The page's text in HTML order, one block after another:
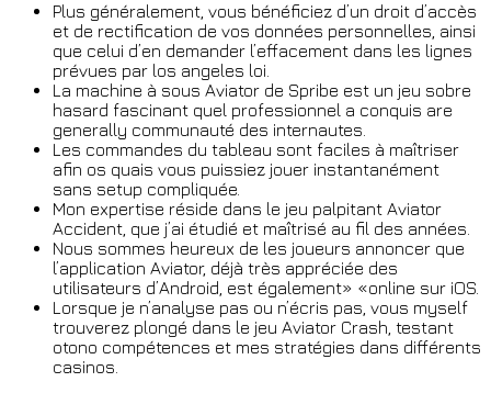
Plus généralement, vous bénéficiez d’un droit d’accès
et de rectification de vos données personnelles, ainsi
que celui d’en demander l’effacement dans les lignes
prévues par los angeles loi.
La machine à sous Aviator de Spribe est un jeu sobre
hasard fascinant quel professionnel a conquis are
generally communauté des internautes.
Les commandes du tableau sont faciles à maîtriser
afin os quais vous puissiez jouer instantanément
sans setup compliquée.
Mon expertise réside dans le jeu palpitant Aviator
Accident, que j’ai étudié et maîtrisé au fil des années.
Nous sommes heureux de les joueurs annoncer que
l’application Aviator, déjà très appréciée des
utilisateurs d’Android, est également» «online sur iOS.
Lorsque je n’analyse pas ou n’écris pas, vous myself
trouverez plongé dans le jeu Aviator Crash, testant
otono compétences et mes stratégies dans différents
casinos.